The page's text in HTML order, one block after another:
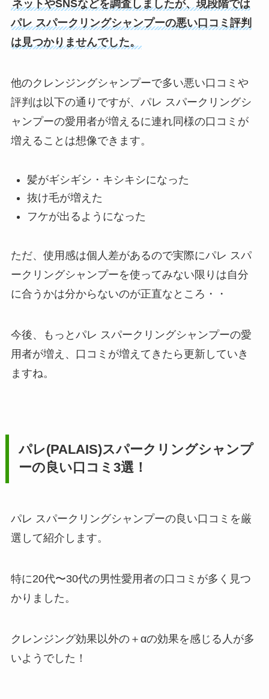
ネットやSNSなどを調査しましたが、現段階では
パレ スパークリングシャンプーの悪い口コミ評判
は見つかりませんでした。
他のクレンジングシャンプーで多い悪い口コミや
評判は以下の通りですが、パレ スパークリングシ
ャンプーの愛用者が増えるに連れ同様の口コミが
増えることは想像できます。
髪がギシギシ・キシキシになった
抜け毛が増えた
フケが出るようになった
ただ、使用感は個人差があるので実際にパレ スパ
ークリングシャンプーを使ってみない限りは自分
に合うかは分からないのが正直なところ・・
今後、もっとパレ スパークリングシャンプーの愛
用者が増え、口コミが増えてきたら更新していき
ますね。
パレ(PALAIS)スパークリングシャンプ
ーの良い口コミ3選！
パレ スパークリングシャンプーの良い口コミを厳
選して紹介します。
特に20代〜30代の男性愛用者の口コミが多く見つ
かりました。
クレンジング効果以外の＋αの効果を感じる人が多
いようでした！